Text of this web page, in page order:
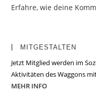
Erfahre, wie deine
MITGESTALTEN
Jetzt Mitglied werden im
Aktivitäten des Waggons
MEHR INFO